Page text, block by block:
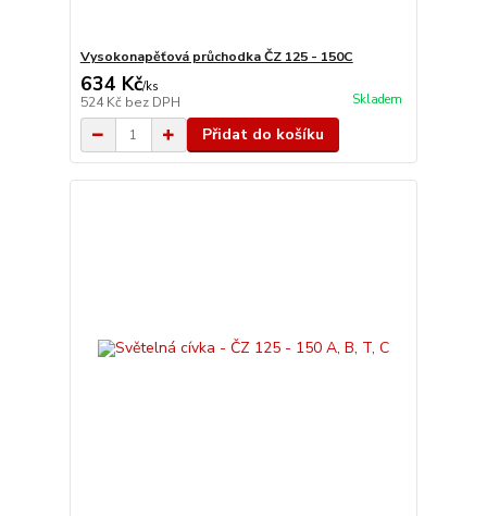
Vysokonapěťová průchodka ČZ 125 - 150C
634 Kč/ks
524 Kč bez DPH Skladem
Přidat do košíku